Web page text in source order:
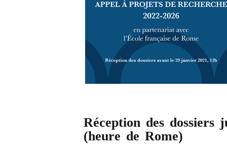
Réception des dossiers
(heure de Rome)